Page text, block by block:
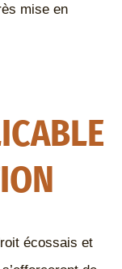
mise en
écossais et